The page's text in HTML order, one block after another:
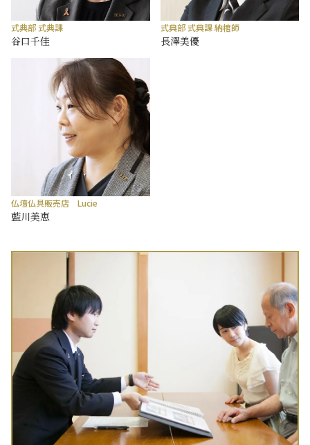
式典部 式典課
谷口千佳
式典部 式典課 納棺師
長澤美優
仏壇仏具販売店 Lucie
藍川美恵